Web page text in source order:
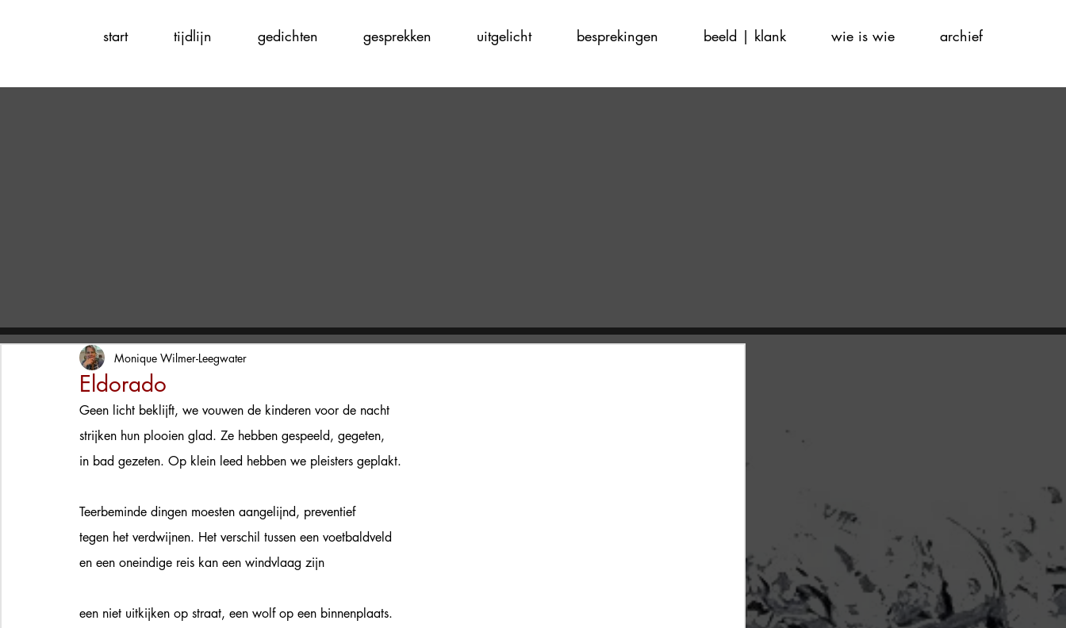
start tijdlijn gedichten gesprekken uitgelicht besprekingen beeld | klank wie is wie archief
Eldorado
Monique Wilmer-Leegwater
Geen licht beklijft, we vouwen de kinderen voor de nacht
strijken hun plooien glad. Ze hebben gespeeld, gegeten,
in bad gezeten. Op klein leed hebben we pleisters geplakt.
Teerbeminde dingen moesten aangelijnd, preventief
tegen het verdwijnen. Het verschil tussen een voetbaldveld
en een oneindige reis kan een windvlaag zijn
een niet uitkijken op straat, een wolf op een binnenplaats.